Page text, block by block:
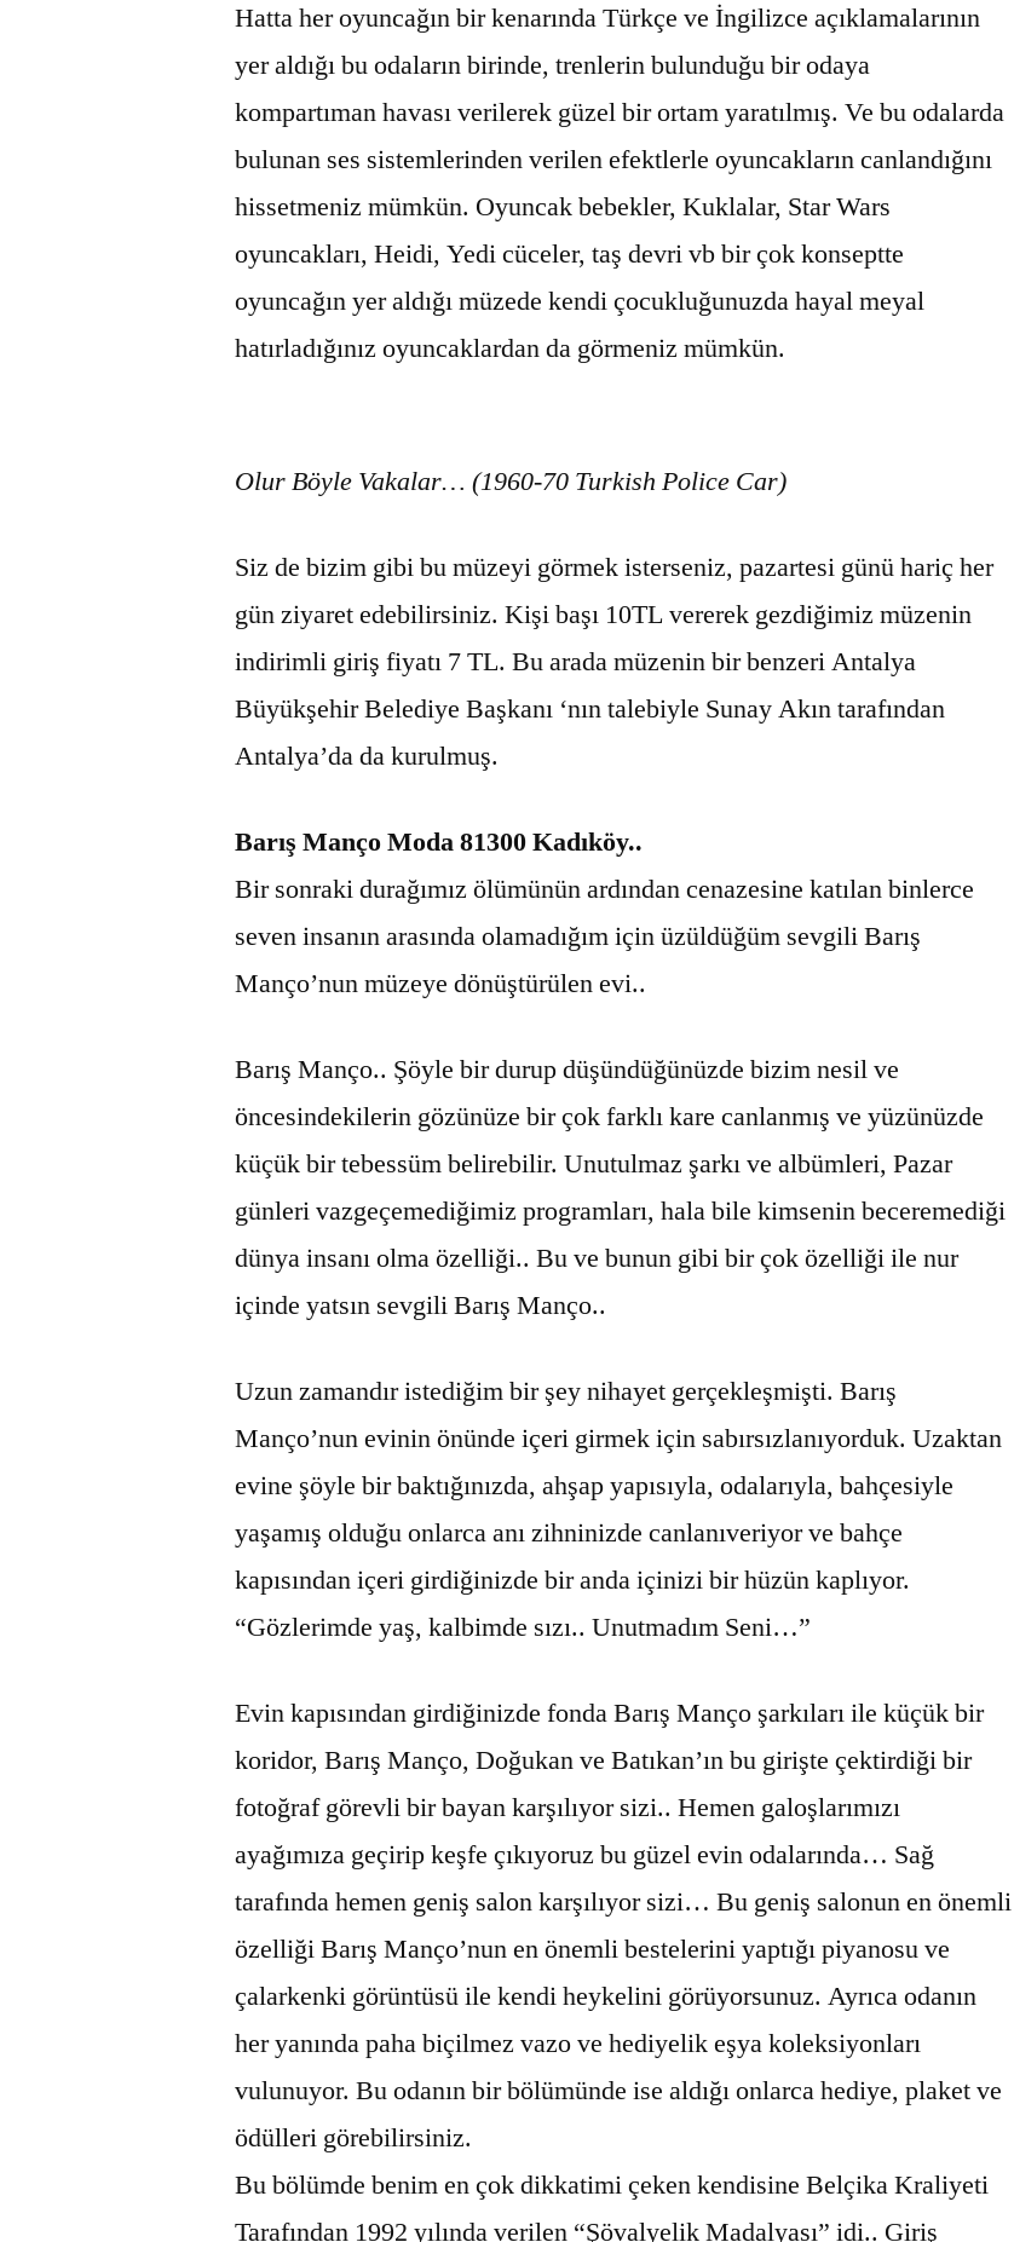
Hatta her oyuncağın bir kenarında Türkçe ve İngilizce açıklamalarının
yer aldığı bu odaların birinde, trenlerin bulunduğu bir odaya
kompartıman havası verilerek güzel bir ortam yaratılmış. Ve bu odalarda
bulunan ses sistemlerinden verilen efektlerle oyuncakların canlandığını
hissetmeniz mümkün. Oyuncak bebekler, Kuklalar, Star Wars
oyuncakları, Heidi, Yedi cüceler, taş devri vb bir çok konseptte
oyuncağın yer aldığı müzede kendi çocukluğunuzda hayal meyal
hatırladığınız oyuncaklardan da görmeniz mümkün.
Olur Böyle Vakalar… (1960-70 Turkish Police Car)
Siz de bizim gibi bu müzeyi görmek isterseniz, pazartesi günü hariç her
gün ziyaret edebilirsiniz. Kişi başı 10TL vererek gezdiğimiz müzenin
indirimli giriş fiyatı 7 TL. Bu arada müzenin bir benzeri Antalya
Büyükşehir Belediye Başkanı ‘nın talebiyle Sunay Akın tarafından
Antalya’da da kurulmuş.
Barış Manço Moda 81300 Kadıköy..
Bir sonraki durağımız ölümünün ardından cenazesine katılan binlerce
seven insanın arasında olamadığım için üzüldüğüm sevgili Barış
Manço’nun müzeye dönüştürülen evi..
Barış Manço.. Şöyle bir durup düşündüğünüzde bizim nesil ve
öncesindekilerin gözünüze bir çok farklı kare canlanmış ve yüzünüzde
küçük bir tebessüm belirebilir. Unutulmaz şarkı ve albümleri, Pazar
günleri vazgeçemediğimiz programları, hala bile kimsenin beceremediği
dünya insanı olma özelliği.. Bu ve bunun gibi bir çok özelliği ile nur
içinde yatsın sevgili Barış Manço..
Uzun zamandır istediğim bir şey nihayet gerçekleşmişti. Barış
Manço’nun evinin önünde içeri girmek için sabırsızlanıyorduk. Uzaktan
evine şöyle bir baktığınızda, ahşap yapısıyla, odalarıyla, bahçesiyle
yaşamış olduğu onlarca anı zihninizde canlanıveriyor ve bahçe
kapısından içeri girdiğinizde bir anda içinizi bir hüzün kaplıyor.
“Gözlerimde yaş, kalbimde sızı.. Unutmadım Seni…”
Evin kapısından girdiğinizde fonda Barış Manço şarkıları ile küçük bir
koridor, Barış Manço, Doğukan ve Batıkan’ın bu girişte çektirdiği bir
fotoğraf görevli bir bayan karşılıyor sizi.. Hemen galoşlarımızı
ayağımıza geçirip keşfe çıkıyoruz bu güzel evin odalarında… Sağ
tarafında hemen geniş salon karşılıyor sizi… Bu geniş salonun en önemli
özelliği Barış Manço’nun en önemli bestelerini yaptığı piyanosu ve
çalarkenki görüntüsü ile kendi heykelini görüyorsunuz. Ayrıca odanın
her yanında paha biçilmez vazo ve hediyelik eşya koleksiyonları
vulunuyor. Bu odanın bir bölümünde ise aldığı onlarca hediye, plaket ve
ödülleri görebilirsiniz.
Bu bölümde benim en çok dikkatimi çeken kendisine Belçika Kraliyeti
Tarafından 1992 yılında verilen “Şövalyelik Madalyası” idi.. Giriş